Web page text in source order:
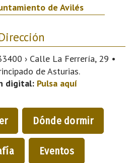
de Avilés
› Calle La Ferrería, 29 •
de Asturias.
digital: Pulsa aquí
Dónde dormir
Eventos